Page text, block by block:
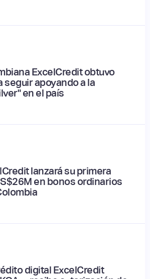
ExcelCredit obtuvo
seguir apoyando a la
en el país
lanzará su primera
en bonos ordinarios
digital ExcelCredit